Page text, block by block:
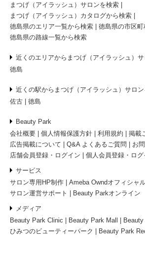
まつげ（アイラッシュ）サロンを検索
まつげ（アイラッシュ）カタログから検索
徳島県のエリア一覧から検索
徳島県の市区
徳島県の路線一覧から検索
近くのエリアからまつげ（アイラッシュ）
徳島
近くの駅からまつげ（アイラッシュ）サロ
佐古
徳島
Beauty Park
会社概要
個人情報保護方針 利用規約
掲載
広告掲載について
Q&A よくあるご質問
お
店舗会員登録・ログイン
個人会員登録・ログ
サービス
サロン専用HP制作
Ameba Owndオフィシャ
サロン運営サポート
Beauty Parkオンライン
メディア
Beauty Park Clinic
Beauty Park Mall
ひみつのビューティーパーク
Beauty Park